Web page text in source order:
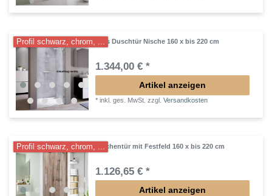
Profil schwarz, chrom, ...Glas Duschtür Nische 160 x bis 220 cm
1.344,00 € *
Artikel anzeigen
*inkl. ges. MwSt. zzgl.Versandkosten
Profil schwarz, chrom, ...Nischentür mit Festfeld 160 x bis 220 cm
1.126,65 € *
Artikel anzeigen